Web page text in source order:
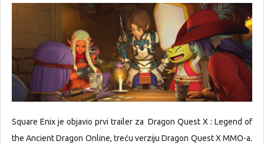
Square Enix je objavio prvi trailer za Dragon Quest X : Legend of
the Ancient Dragon Online, treću verziju Dragon Quest X MMO-a.